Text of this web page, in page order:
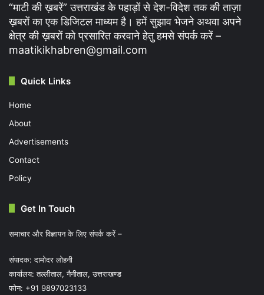
“माटी की ख़बरें” उत्तराखंड के पहाड़ों से देश-विदेश तक की ताज़ा
ख़बरों का एक डिजिटल माध्यम है। हमें सुझाव भेजने अथवा अपने
क्षेत्र की ख़बरों को प्रसारित करवाने हेतु हमसे संपर्क करें –
maatikikhabren@gmail.com
Quick Links
Home
About
Advertisements
Contact
Policy
Get In Touch
समाचार और विज्ञापन के लिए संपर्क करें –
संपादक: दामोदर लोहनी
कार्यालय: तल्लीताल, नैनीताल, उत्तराखण्ड
फोन: +91 9897023133